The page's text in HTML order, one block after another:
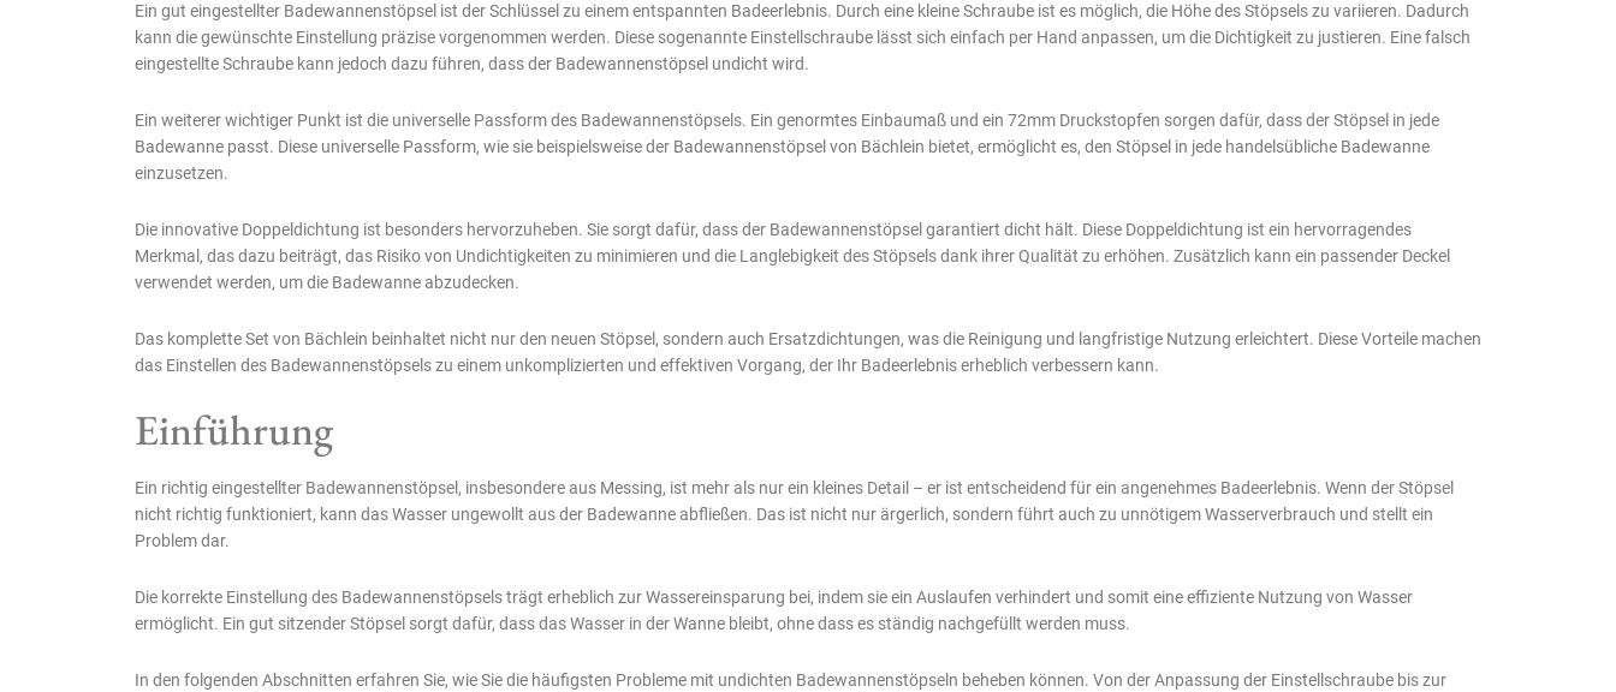
Ein gut eingestellter Badewannenstöpsel ist der Schlüssel zu einem entspannten Badeerlebnis. Durch eine kleine Schraube ist es möglich, die Höhe des Stöpsels zu variieren. Dadurch
kann die gewünschte Einstellung präzise vorgenommen werden. Diese sogenannte Einstellschraube lässt sich einfach per Hand anpassen, um die Dichtigkeit zu justieren. Eine falsch
eingestellte Schraube kann jedoch dazu führen, dass der Badewannenstöpsel undicht wird.
Ein weiterer wichtiger Punkt ist die universelle Passform des Badewannenstöpsels. Ein genormtes Einbaumaß und ein 72mm Druckstopfen sorgen dafür, dass der Stöpsel in jede
Badewanne passt. Diese universelle Passform, wie sie beispielsweise der Badewannenstöpsel von Bächlein bietet, ermöglicht es, den Stöpsel in jede handelsübliche Badewanne
einzusetzen.
Die innovative Doppeldichtung ist besonders hervorzuheben. Sie sorgt dafür, dass der Badewannenstöpsel garantiert dicht hält. Diese Doppeldichtung ist ein hervorragendes
Merkmal, das dazu beiträgt, das Risiko von Undichtigkeiten zu minimieren und die Langlebigkeit des Stöpsels dank ihrer Qualität zu erhöhen. Zusätzlich kann ein passender Deckel
verwendet werden, um die Badewanne abzudecken.
Das komplette Set von Bächlein beinhaltet nicht nur den neuen Stöpsel, sondern auch Ersatzdichtungen, was die Reinigung und langfristige Nutzung erleichtert. Diese Vorteile machen
das Einstellen des Badewannenstöpsels zu einem unkomplizierten und effektiven Vorgang, der Ihr Badeerlebnis erheblich verbessern kann.
Einführung
Ein richtig eingestellter Badewannenstöpsel, insbesondere aus Messing, ist mehr als nur ein kleines Detail – er ist entscheidend für ein angenehmes Badeerlebnis. Wenn der Stöpsel
nicht richtig funktioniert, kann das Wasser ungewollt aus der Badewanne abfließen. Das ist nicht nur ärgerlich, sondern führt auch zu unnötigem Wasserverbrauch und stellt ein
Problem dar.
Die korrekte Einstellung des Badewannenstöpsels trägt erheblich zur Wassereinsparung bei, indem sie ein Auslaufen verhindert und somit eine effiziente Nutzung von Wasser
ermöglicht. Ein gut sitzender Stöpsel sorgt dafür, dass das Wasser in der Wanne bleibt, ohne dass es ständig nachgefüllt werden muss.
In den folgenden Abschnitten erfahren Sie, wie Sie die häufigsten Probleme mit undichten Badewannenstöpseln beheben können. Von der Anpassung der Einstellschraube bis zur